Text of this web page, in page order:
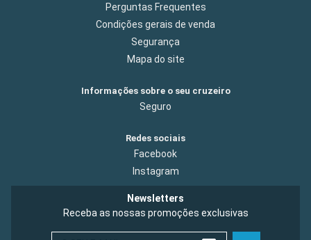
Perguntas Frequentes
Condições gerais de venda
Segurança
Mapa do site
Informações sobre o seu cruzeiro
Seguro
Redes sociais
Facebook
Instagram
Newsletters
Receba as nossas promoções exclusivas